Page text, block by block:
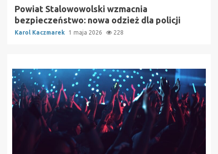
Powiat Stalowowolski wzmacnia
bezpieczeństwo: nowa odzież dla policji
Karol Kaczmarek 1 maja 2026 228